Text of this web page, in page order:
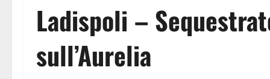
Ladispoli –
sull’Aurelia